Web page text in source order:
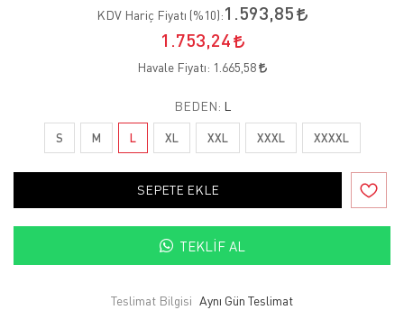
KDV Hariç Fiyatı (%10):1.593,85
1.753,24
Havale Fiyatı: 1.665,58
BEDEN: L
S M L XL XXL XXXL XXXXL
SEPETE EKLE
TEKLIF AL
Teslimat Bilgisi Aynı Gün Teslimat